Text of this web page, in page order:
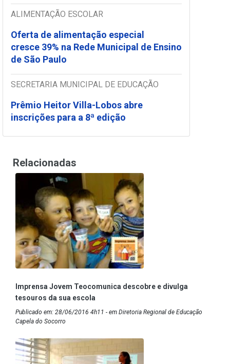
ALIMENTAÇÃO ESCOLAR
Oferta de alimentação especial
cresce 39% na Rede Municipal de Ensino
de São Paulo
SECRETARIA MUNICIPAL DE EDUCAÇÃO
Prêmio Heitor Villa-Lobos abre
inscrições para a 8ª edição
Relacionadas
Imprensa Jovem Teocomunica descobre e divulga
tesouros da sua escola
Publicado em: 28/06/2016 4h11 - em Diretoria Regional de Educação
Capela do Socorro